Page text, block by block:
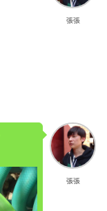
張張
張張